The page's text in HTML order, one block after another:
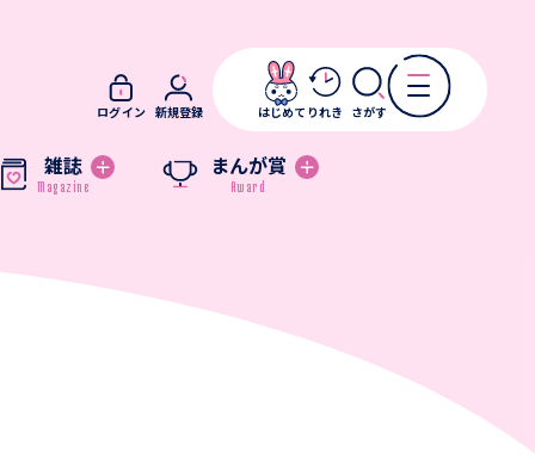
雑誌 まんが賞
ログイン 新規登録 はじめて りれき さがす